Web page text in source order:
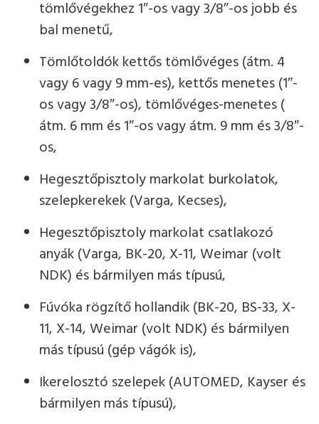
tömlővégekhez 1″-os vagy 3/8″-os jobb és
bal menetű,
Tömlőtoldók kettős tömlővéges (átm. 4
vagy 6 vagy 9 mm-es), kettős menetes (1″-
os vagy 3/8″-os), tömlővéges-menetes (
átm. 6 mm és 1″-os vagy átm. 9 mm és 3/8″-
os,
Hegesztőpisztoly markolat burkolatok,
szelepkerekek (Varga, Kecses),
Hegesztőpisztoly markolat csatlakozó
anyák (Varga, BK-20, X-11, Weimar (volt
NDK) és bármilyen más típusú,
Fúvóka rögzítő hollandik (BK-20, BS-33, X-
11, X-14, Weimar (volt NDK) és bármilyen
más típusú (gép vágók is),
Ikerelosztó szelepek (AUTOMED, Kayser és
bármilyen más típusú),